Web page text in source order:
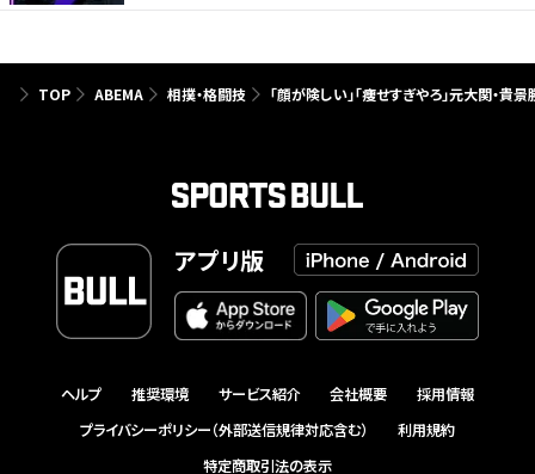
TOP ABEMA 相撲・格闘技 「顔が険しい」「痩せすぎやろ」元大関・
アプリ版
ヘルプ 推奨環境 サービス紹介 会社概要
採用情報
プライバシーポリシー（外部送信規律対応含む）
利用規約
特定商取引法の表示